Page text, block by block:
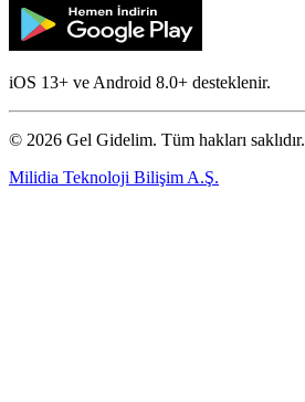
iOS 13+ ve Android 8.0+ desteklenir.
© 2026 Gel Gidelim. Tüm hakları saklıdır.
Milidia Teknoloji Bilişim A.Ş.